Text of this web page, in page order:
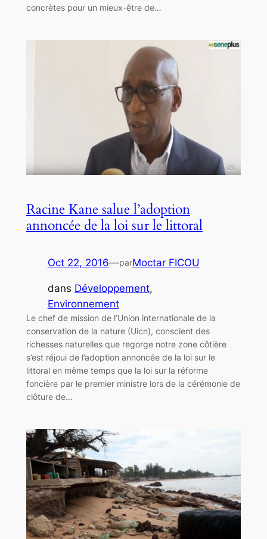
concrètes pour un mieux-être de…
Racine Kane salue l’adoption
annoncée de la loi sur le littoral
Oct 22, 2016—parMoctar FICOU
dans Développement
Environnement
Le chef de mission de l’Union internationale de la
conservation de la nature (Uicn), conscient des
richesses naturelles que regorge notre zone côtière
s’est réjoui de l’adoption annoncée de la loi sur le
littoral en même temps que la loi sur la réforme
foncière par le premier ministre lors de la cérémonie de
clôture de…